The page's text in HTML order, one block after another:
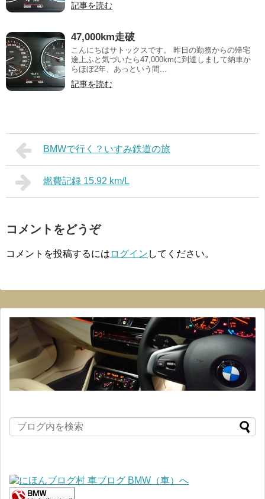
記事を読む
47,000km走破
こんにちはサトックスです。 昨日の勤務からの帰宅
途上ふと気づいたら47,000kmに到達しまして納車か
らほぼ2年、あっという間...
記事を読む
BMWで行く？いすみ鉄道の旅
燃費記録 15.92 km/L
コメントをどうぞ
コメントを投稿するには ログイン してください。